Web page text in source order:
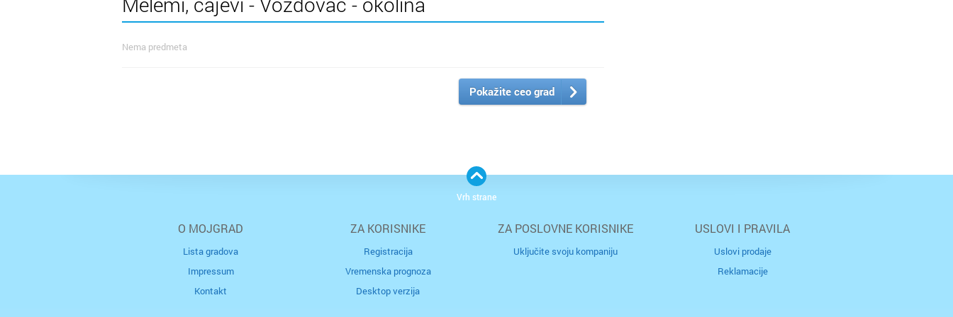
Nema predmeta
Pokažite ceo grad
O MOJGRAD
Lista gradova
Impressum
Kontakt
ZA KORISNIKE
Registracija
Vremenska prognoza
Desktop verzija
ZA POSLOVNE KORISNIKE
Uključite svoju kompaniju
USLOVI I PRAVILA
Uslovi prodaje
Reklamacije
Vrh strane